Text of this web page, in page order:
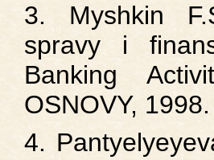
3. Myshkin
spravy i
Banking
OSNOVY,
4.